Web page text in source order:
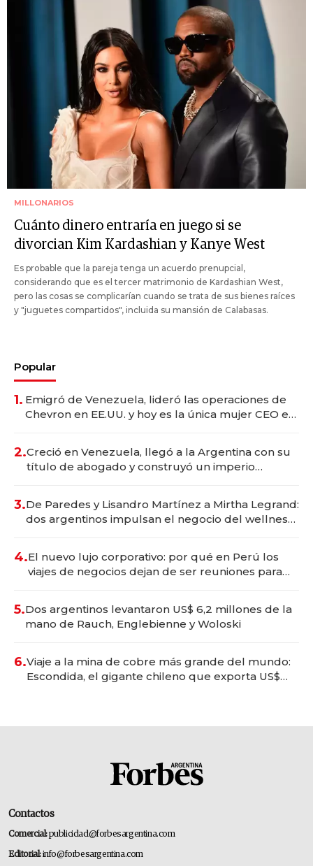
MILLONARIOS
Cuánto dinero entraría en juego si se
divorcian Kim Kardashian y Kanye West
Es probable que la pareja tenga un acuerdo prenupcial,
considerando que es el tercer matrimonio de Kardashian West,
pero las cosas se complicarían cuando se trata de sus bienes raíces
y "juguetes compartidos", incluida su mansión de Calabasas.
Popular
1. Emigró de Venezuela, lideró las operaciones de
Chevron en EE.UU. y hoy es la única mujer CEO en
2.Creció en Venezuela, llegó a la Argentina con su
título de abogado y construyó un imperio
3.De Paredes y Lisandro Martínez a Mirtha Legrand:
dos argentinos impulsan el negocio del wellness
4.El nuevo lujo corporativo: por qué en Perú los
viajes de negocios dejan de ser reuniones para
5.Dos argentinos levantaron US$ 6,2 millones de la
mano de Rauch, Englebienne y Woloski
6.Viaje a la mina de cobre más grande del mundo:
Escondida, el gigante chileno que exporta US$
Contactos
Comercial:publicidad@forbesargentina.com
Editorial:info@forbesargentina.com